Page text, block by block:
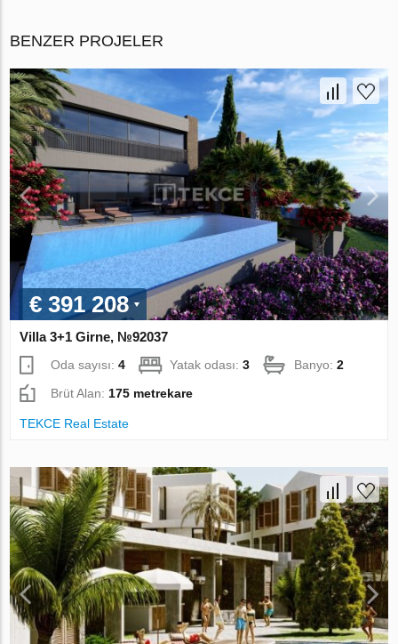
BENZER PROJELER
€ 391 208
Villa 3+1 Girne, №92037
Oda sayısı:4 Yatak odası:3 Banyo:2
Brüt Alan:175 metrekare
TEKCE Real Estate